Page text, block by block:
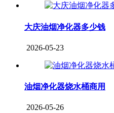
大庆油烟净化器多少钱
2026-05-23
油烟净化器烧水桶商用
2026-05-26